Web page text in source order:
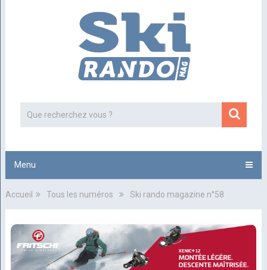
Menu
Accueil Tous les numéros Ski rando magazine n°58